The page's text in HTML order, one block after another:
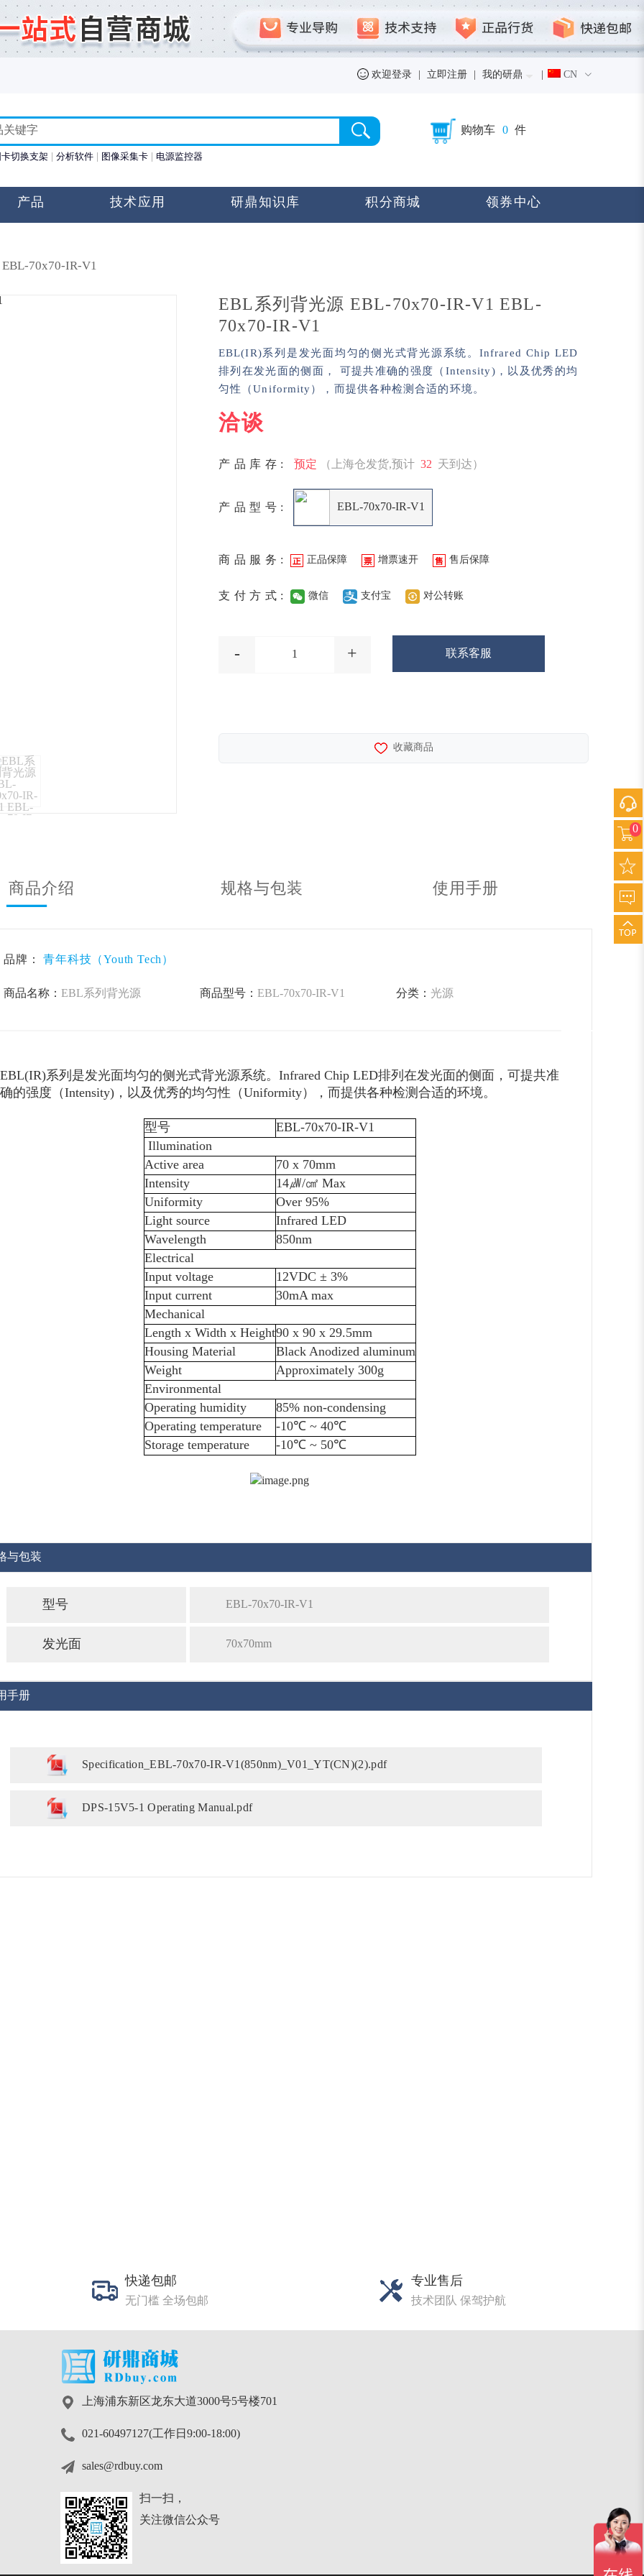
欢迎登录 立即注册 我的研鼎 CN
切换支架 分析软件 图像采集卡 电源监控器
购物车 0 件
产品 技术应用 研鼎知识库 积分商城 领券中心
EBL-70x70-IR-V1
EBL系列背光源 EBL-70x70-IR-V1 EBL-
70x70-IR-V1
EBL(IR)系列是发光面均匀的侧光式背光源系统。Infrared Chip LED
排列在发光面的侧面， 可提共准确的强度（Intensity)，以及优秀的均
匀性（Uniformity），而提供各种检测合适的环境。
洽谈
产品库存: 预定 （上海仓发货,预计 32 天到达）
产品型号: EBL-70x70-IR-V1
商品服务: 正品保障 增票速开 售后保障
支付方式: 微信 支付宝 对公转账
- 1 + 联系客服
收藏商品
0
商品介绍 规格与包装 使用手册
品牌：青年科技（Youth Tech）
商品名称： EBL系列背光源 商品型号： EBL-70x70-IR-V1 分类： 光源
EBL(IR)系列是发光面均匀的侧光式背光源系统。Infrared Chip LED排列在发光面的侧面，可提共准
确的强度（Intensity)，以及优秀的均匀性（Uniformity），而提供各种检测合适的环境。
型号
EBL-70x70-IR-V1
Illumination
Active area
70 x 70mm
Intensity
14㎼/㎠ Max
Uniformity
Over 95%
Light source
Infrared LED
Wavelength
850nm
Electrical
Input voltage
12VDC ± 3%
Input current
30mA max
Mechanical
Length x Width x Height90 x 90 x 29.5mm
Housing Material
Black Anodized aluminum
Weight
Approximately 300g
Environmental
Operating humidity
85% non-condensing
Operating temperature
-10℃ ~ 40℃
Storage temperature
-10℃ ~ 50℃
与包装
型号 EBL-70x70-IR-V1
发光面 70x70mm
手册
Specification_EBL-70x70-IR-V1(850nm)_V01_YT(CN)(2).pdf
DPS-15V5-1 Operating Manual.pdf
快递包邮
无门槛 全场包邮
专业售后
技术团队 保驾护航
上海浦东新区龙东大道3000号5号楼701
021-60497127(工作日9:00-18:00)
sales@rdbuy.com
扫一扫，
关注微信公众号